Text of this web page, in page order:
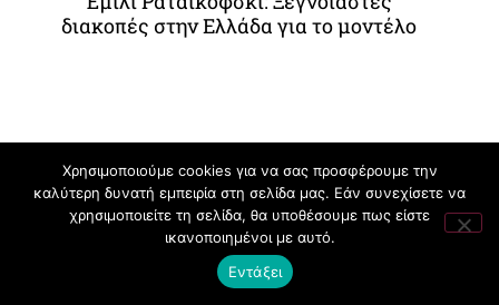
διακοπές στην Ελλάδα για το μοντέλο
Χρησιμοποιούμε cookies για να σας προσφέρουμε την
καλύτερη δυνατή εμπειρία στη σελίδα μας. Εάν συνεχίσετε να
χρησιμοποιείτε τη σελίδα, θα υποθέσουμε πως είστε
ικανοποιημένοι με αυτό.
Εντάξει